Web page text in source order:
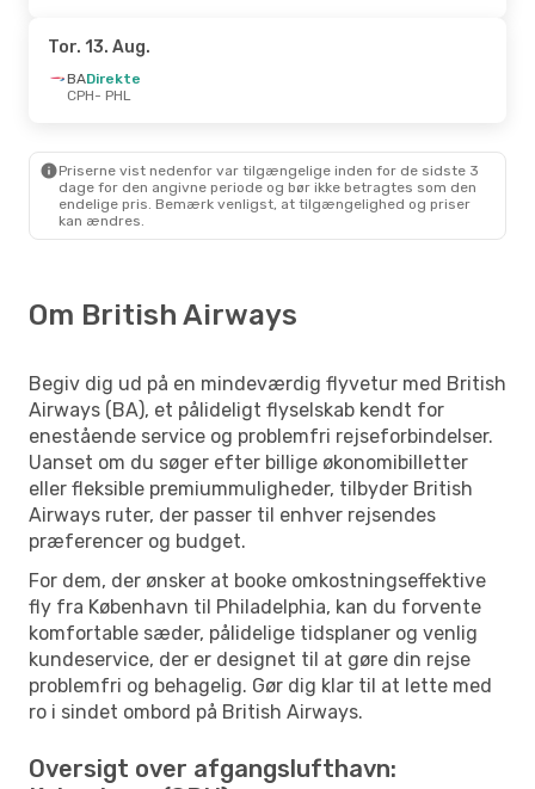
Tor. 13. Aug.
BADirekte
CPH- PHL
Priserne vist nedenfor var tilgængelige inden for de sidste 3
dage for den angivne periode og bør ikke betragtes som den
endelige pris. Bemærk venligst, at tilgængelighed og priser
kan ændres.
Om British Airways
Begiv dig ud på en mindeværdig flyvetur med British
Airways (BA), et pålideligt flyselskab kendt for
enestående service og problemfri rejseforbindelser.
Uanset om du søger efter billige økonomibilletter
eller fleksible premiummuligheder, tilbyder British
Airways ruter, der passer til enhver rejsendes
præferencer og budget.
For dem, der ønsker at booke omkostningseffektive
fly fra København til Philadelphia, kan du forvente
komfortable sæder, pålidelige tidsplaner og venlig
kundeservice, der er designet til at gøre din rejse
problemfri og behagelig. Gør dig klar til at lette med
ro i sindet ombord på British Airways.
Oversigt over afgangslufthavn: